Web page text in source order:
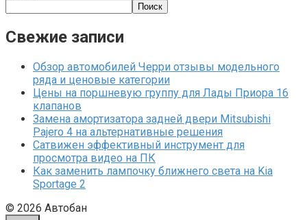
Поиск
Свежие записи
Обзор автомобилей Черри отзывы модельного
ряда и ценовые категории
Цены на поршневую группу для Лады Приора 16
клапанов
Замена амортизатора задней двери Mitsubishi
Pajero 4 на альтернативные решения
Сатвижен эффективный инструмент для
просмотра видео на ПК
Как заменить лампочку ближнего света на Kia
Sportage 2
© 2026 Автобан